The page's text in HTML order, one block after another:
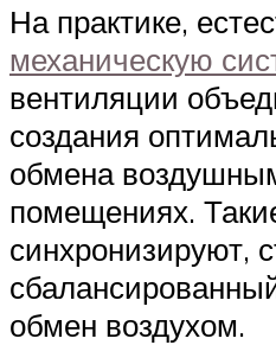
На практике,
механическую
вентиляции
создания
обмена
помещениях.
синхронизируют,
обмен воздухом.